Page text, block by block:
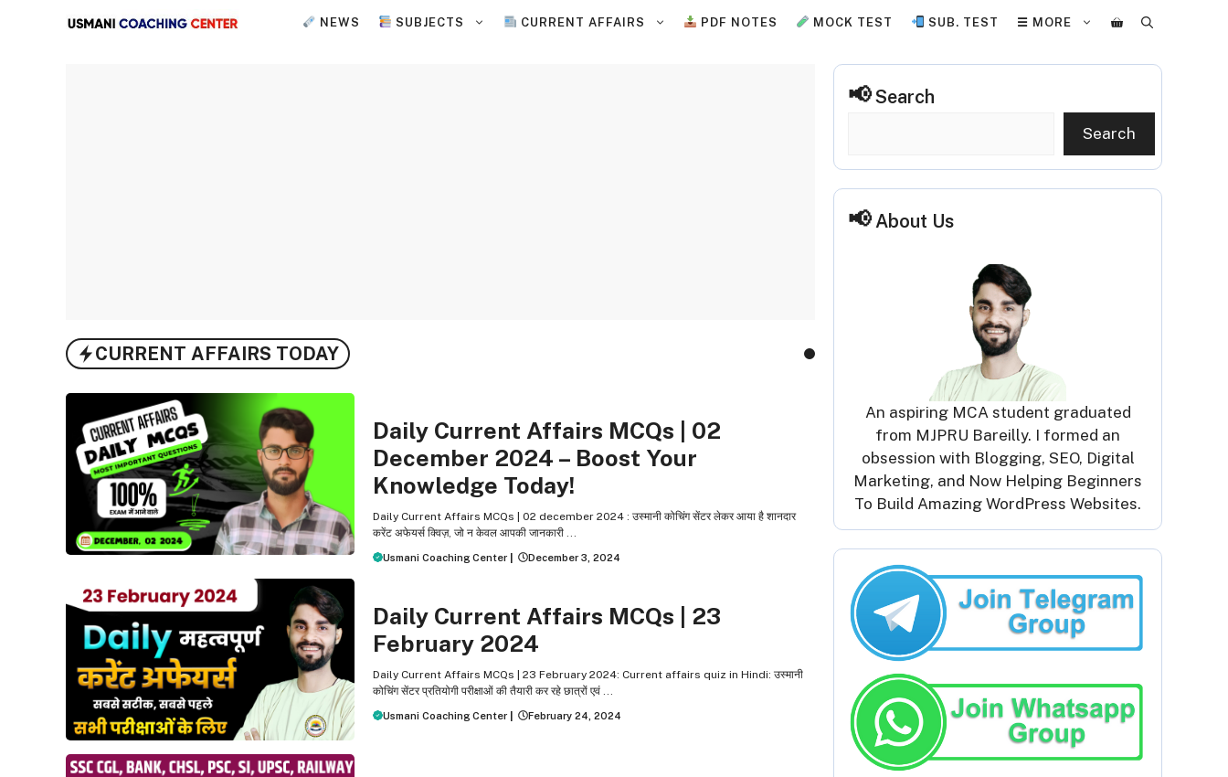
NEWS SUBJECTS CURRENT AFFAIRS PDF NOTES MOCK TEST SUB. TEST ☰ MORE
CURRENT AFFAIRS TODAY
Daily Current Affairs MCQs | 02
December 2024 – Boost Your
Knowledge Today!
Daily Current Affairs MCQs | 02 december 2024 : उस्मानी कोचिंग सेंटर लेकर आया है शानदार
करेंट अफेयर्स क्विज़, जो न केवल आपकी जानकारी ...
Usmani Coaching Center December 3, 2024
Daily Current Affairs MCQs | 23
February 2024
Daily Current Affairs MCQs | 23 February 2024: Current affairs quiz in Hindi: उस्मानी
कोचिंग सेंटर प्रतियोगी परीक्षाओं की तैयारी कर रहे छात्रों एवं ...
Usmani Coaching Center February 24, 2024
Search
Search
About Us
An aspiring MCA student graduated
from MJPRU Bareilly. I formed an
obsession with Blogging, SEO, Digital
Marketing, and Now Helping Beginners
To Build Amazing WordPress Websites.